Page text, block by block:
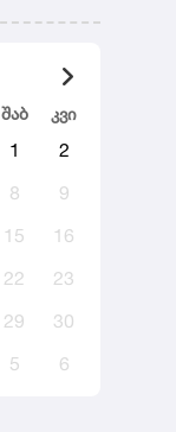
შაბ კვი
1
2
8
9
15
16
22
23
29
30
5 6